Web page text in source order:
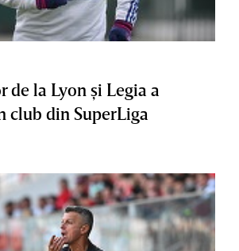
de la Lyon şi Legia a
club din SuperLiga